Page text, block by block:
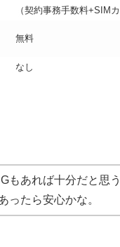
（契約事務手数料+SIM
無料
なし
Gもあれば十分だと思
ったら安心かな。